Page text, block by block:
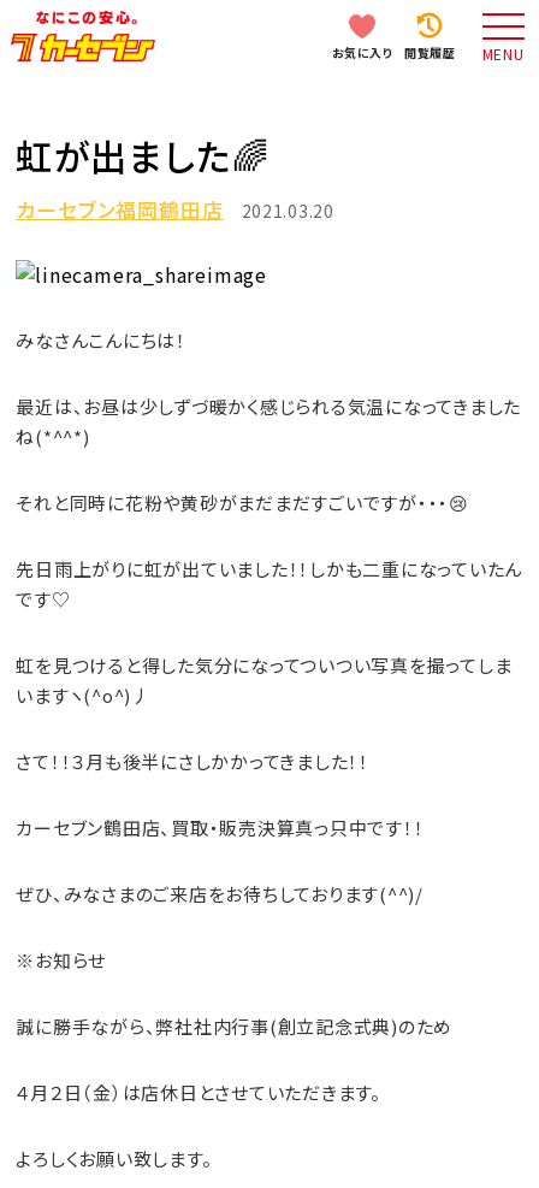
お気に入り 閲覧履歴 MENU
虹が出ました🌈
カーセブン福岡鶴田店 2021.03.20
みなさんこんにちは！
最近は、お昼は少しずづ暖かく感じられる気温になってきました
ね(*^^*)
それと同時に花粉や黄砂がまだまだすごいですが・・・😢
先日雨上がりに虹が出ていました！！しかも二重になっていたん
です♡
虹を見つけると得した気分になってついつい写真を撮ってしま
いますヽ(^o^)丿
さて！！３月も後半にさしかかってきました！！
カーセブン鶴田店、買取・販売決算真っ只中です！！
ぜひ、みなさまのご来店をお待ちしております(^^)/
※お知らせ
誠に勝手ながら、弊社社内行事(創立記念式典)のため
４月２日（金）は店休日とさせていただきます。
よろしくお願い致します。